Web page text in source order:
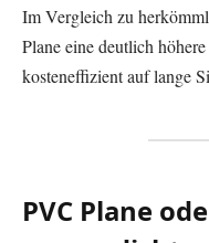
Im Vergleich zu
Plane eine deutlich
kosteneffizient auf lange
PVC Plane